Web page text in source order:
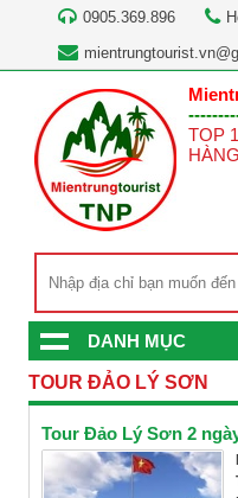
0905.369.896
TOP
DANH MỤC
TOUR ĐẢO LÝ SƠN
Tour Đảo Lý Sơn 2